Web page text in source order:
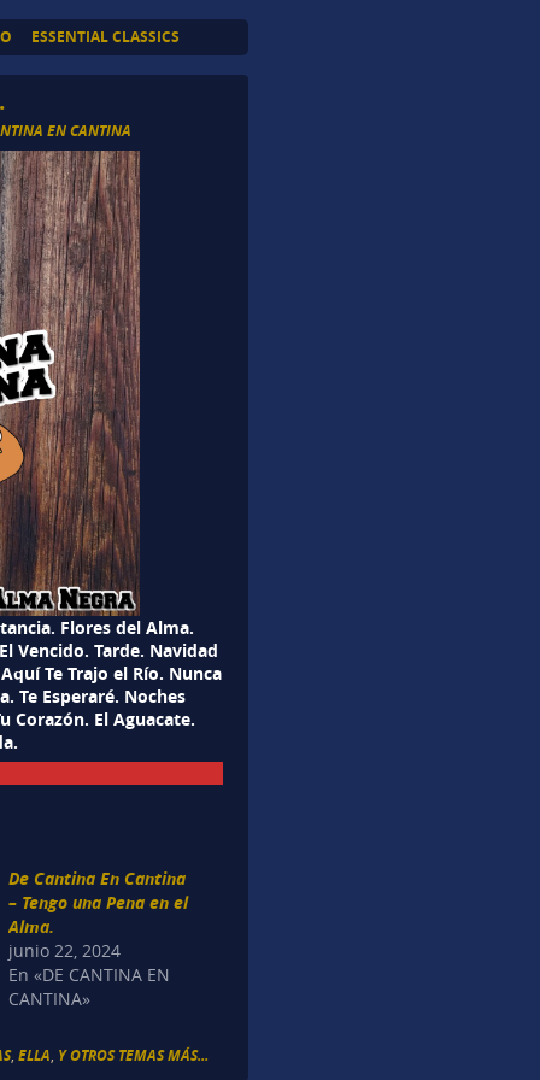
ESSENTIAL CLASSICS
EN CANTINA
Flores del Alma.
Vencido. Tarde. Navidad
Te Trajo el Río. Nunca
Te Esperaré. Noches
Corazón. El Aguacate.
De Cantina En Cantina
– Tengo una Pena en el
Alma.
junio 22, 2024
En «DE CANTINA EN
CANTINA»
,ELLA Y OTROS TEMAS MÁS...